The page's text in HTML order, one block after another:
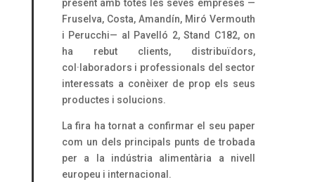
present amb totes les seves empreses —
Fruselva, Costa, Amandín, Miró Vermouth
i Perucchi— al Pavelló 2, Stand C182, on
ha rebut clients, distribuïdors,
col·laboradors i professionals del sector
interessats a conèixer de prop els seus
productes i solucions.
La fira ha tornat a confirmar el seu paper
com un dels principals punts de trobada
per a la indústria alimentària a nivell
europeu i internacional.